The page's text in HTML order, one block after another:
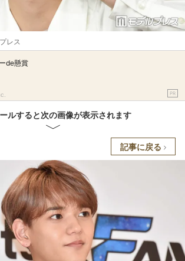
レス
de懸賞
PR
ルすると次の画像が表示されます
記事に戻る